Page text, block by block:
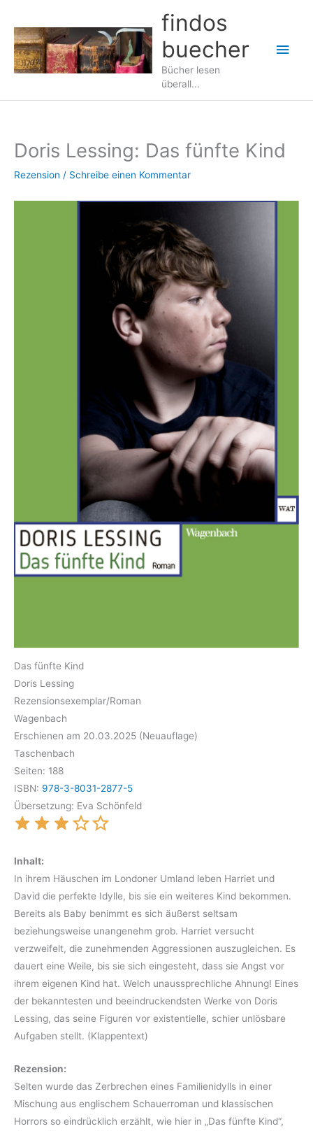
Inhalt
springen
findos
buecher
Bücher lesen
überall...
Doris Lessing: Das fünfte Kind
Rezension / Schreibe einen Kommentar
Das fünfte Kind
Doris Lessing
Rezensionsexemplar/Roman
Wagenbach
Erschienen am 20.03.2025 (Neuauflage)
Taschenbach
Seiten: 188
ISBN: 978-3-8031-2877-5
Übersetzung: Eva Schönfeld
Inhalt:
In ihrem Häuschen im Londoner Umland leben Harriet und
David die perfekte Idylle, bis sie ein weiteres Kind bekommen.
Bereits als Baby benimmt es sich äußerst seltsam
beziehungsweise unangenehm grob. Harriet versucht
verzweifelt, die zunehmenden Aggressionen auszugleichen. Es
dauert eine Weile, bis sie sich eingesteht, dass sie Angst vor
ihrem eigenen Kind hat. Welch unaussprechliche Ahnung! Eines
der bekanntesten und beeindruckendsten Werke von Doris
Lessing, das seine Figuren vor existentielle, schier unlösbare
Aufgaben stellt. (Klappentext)
Rezension:
Selten wurde das Zerbrechen eines Familienidylls in einer
Mischung aus englischem Schauerroman und klassischen
Horrors so eindrücklich erzählt, wie hier in „Das fünfte Kind“,